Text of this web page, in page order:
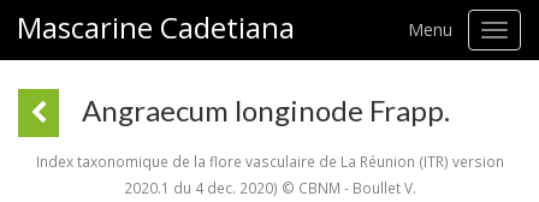
Mascarine Cadetiana Menu
Angraecum longinode Frapp.
Index taxonomique de la flore vasculaire de La Réunion (ITR) version
2020.1 du 4 dec. 2020) © CBNM - Boullet V.